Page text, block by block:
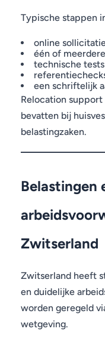
Typische stappen
online
één of
technische
een schriftelijk
Relocation
bevatten bij
belastingzaken.
Belastingen
Zwitserland
Zwitserland heeft
en duidelijke
worden geregeld
wetgeving.